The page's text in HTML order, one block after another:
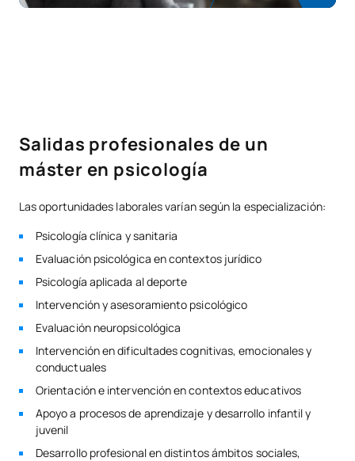
Salidas profesionales de un
máster en psicología
Las oportunidades laborales varían según la especialización:
Psicología clínica y sanitaria
Evaluación psicológica en contextos jurídico
Psicología aplicada al deporte
Intervención y asesoramiento psicológico
Evaluación neuropsicológica
Intervención en dificultades cognitivas, emocionales y
conductuales
Orientación e intervención en contextos educativos
Apoyo a procesos de aprendizaje y desarrollo infantil y
juvenil
Desarrollo profesional en distintos ámbitos sociales,